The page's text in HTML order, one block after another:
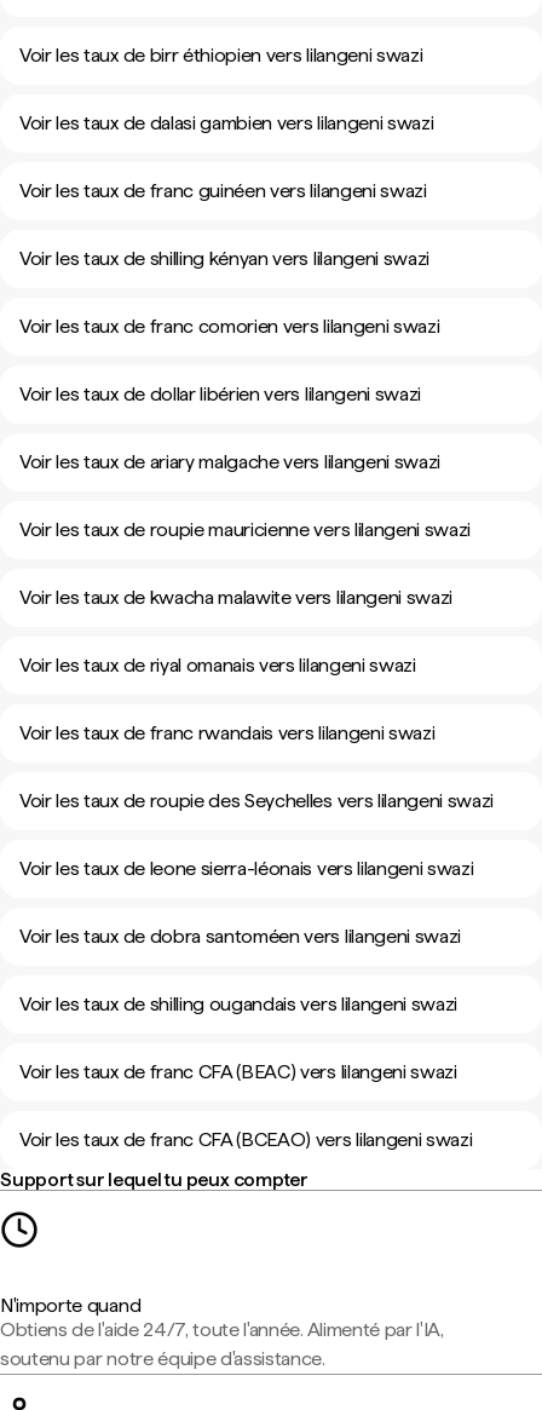
Voir les taux de birr éthiopien vers lilangeni swazi
Voir les taux de dalasi gambien vers lilangeni swazi
Voir les taux de franc guinéen vers lilangeni swazi
Voir les taux de shilling kényan vers lilangeni swazi
Voir les taux de franc comorien vers lilangeni swazi
Voir les taux de dollar libérien vers lilangeni swazi
Voir les taux de ariary malgache vers lilangeni swazi
Voir les taux de roupie mauricienne vers lilangeni swazi
Voir les taux de kwacha malawite vers lilangeni swazi
Voir les taux de riyal omanais vers lilangeni swazi
Voir les taux de franc rwandais vers lilangeni swazi
Voir les taux de roupie des Seychelles vers lilangeni swazi
Voir les taux de leone sierra-léonais vers lilangeni swazi
Voir les taux de dobra santoméen vers lilangeni swazi
Voir les taux de shilling ougandais vers lilangeni swazi
Voir les taux de franc CFA (BEAC) vers lilangeni swazi
Voir les taux de franc CFA (BCEAO) vers lilangeni swazi
Support sur lequel tu peux compter
N'importe quand
Obtiens de l'aide 24/7, toute l'année. Alimenté par l'IA,
soutenu par notre équipe d'assistance.